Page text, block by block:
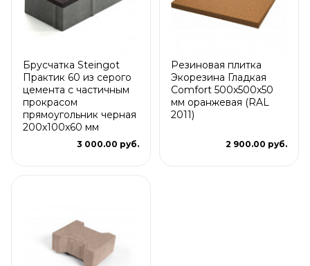
Брусчатка Steingot
Практик 60 из серого
цемента с частичным
прокрасом
прямоугольник черная
200х100х60 мм
3 000.00 руб.
Резиновая плитка
Экорезина Гладкая
Comfort 500x500x50
мм оранжевая (RAL
2011)
2 900.00 руб.